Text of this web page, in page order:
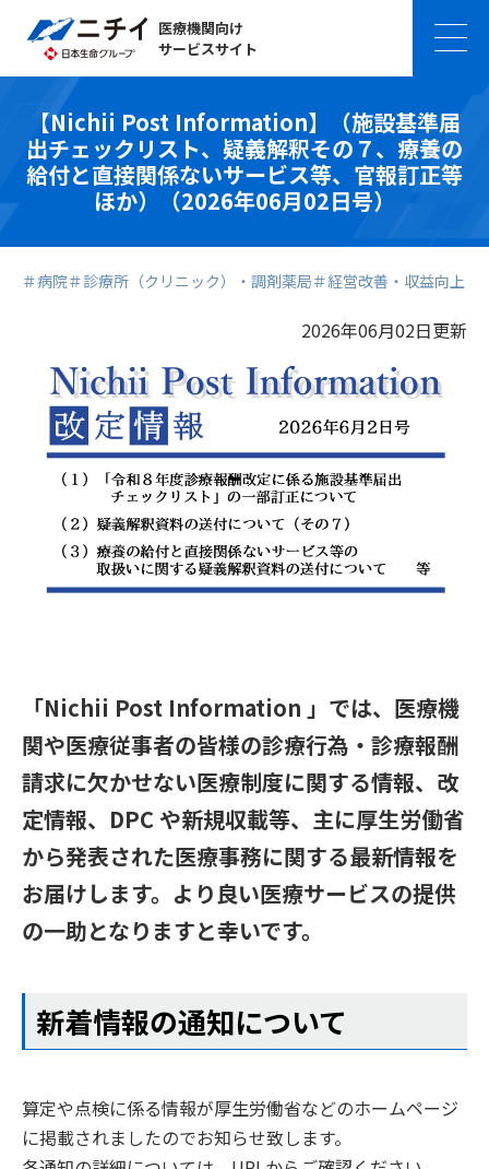
医療機関向け
サービスサイト
【Nichii Post Information】（施設基準届
出チェックリスト、疑義解釈その７、療養の
給付と直接関係ないサービス等、官報訂正等
ほか）（2026年06月02日号）
＃病院＃診療所（クリニック）・調剤薬局＃経営改善・収益向上
2026年06月02日更新
「Nichii Post Information 」では、医療機
関や医療従事者の皆様の診療行為・診療報酬
請求に欠かせない医療制度に関する情報、改
定情報、DPC や新規収載等、主に厚生労働省
から発表された医療事務に関する最新情報を
お届けします。より良い医療サービスの提供
の一助となりますと幸いです。
新着情報の通知について
算定や点検に係る情報が厚生労働省などのホームページ
に掲載されましたのでお知らせ致します。